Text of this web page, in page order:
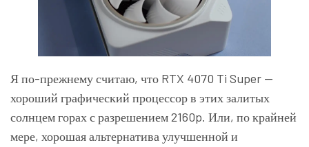
Я по-прежнему считаю, что RTX 4070 Ti Super —
хороший графический процессор в этих залитых
солнцем горах с разрешением 2160p. Или, по крайней
мере, хорошая альтернатива улучшенной и